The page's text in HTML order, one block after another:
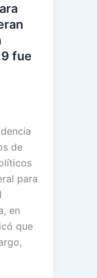
fue
de
para
en
que